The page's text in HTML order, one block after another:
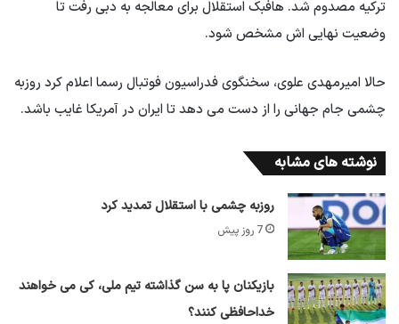
ترکیه مصدوم شد. هافبک استقلال برای معالجه به دبی رفت تا
وضعیت نهایی اش مشخص شود.
حالا امیرمهدی علوی، سخنگوی فدراسیون فوتبال رسما اعلام کرد روزبه
چشمی جام جهانی را از دست می دهد تا ایران در آمریکا غایب باشد.
نوشته های مشابه
روزبه چشمی با استقلال تمدید کرد
7 روز پیش
بازیکنان پا به سن گذاشته تیم ملی، کی می خواهند
خداحافظی کنند؟